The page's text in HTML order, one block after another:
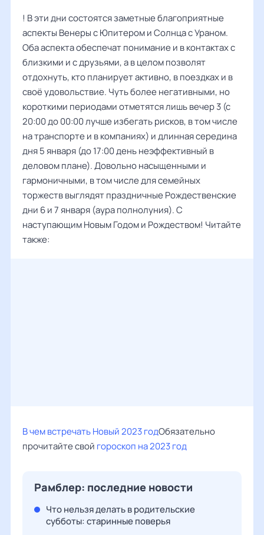
! В эти дни состоятся заметные благоприятные
аспекты Венеры с Юпитером и Солнца с Ураном.
Оба аспекта обеспечат понимание и в контактах с
близкими и с друзьями, а в целом позволят
отдохнуть, кто планирует активно, в поездках и в
своё удовольствие. Чуть более негативными, но
короткими периодами отметятся лишь вечер 3 (с
20:00 до 00:00 лучше избегать рисков, в том числе
на транспорте и в компаниях) и длинная середина
дня 5 января (до 17:00 день неэффективный в
деловом плане). Довольно насыщенными и
гармоничными, в том числе для семейных
торжеств выглядят праздничные Рождественские
дни 6 и 7 января (аура полнолуния). С
наступающим Новым Годом и Рождеством! Читайте
также:
В чем встречать Новый 2023 годОбязательно
прочитайте свой гороскоп на 2023 год
Рамблер: последние новости
Что нельзя делать в родительские
субботы: старинные поверья